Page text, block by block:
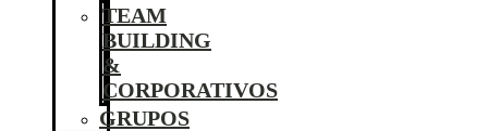
TEAM
BUILDING
&
CORPORATIVOS
GRUPOS